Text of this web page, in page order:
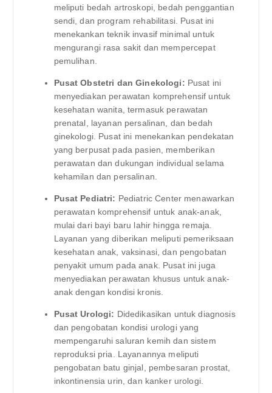
meliputi bedah artroskopi, bedah penggantian
sendi, dan program rehabilitasi. Pusat ini
menekankan teknik invasif minimal untuk
mengurangi rasa sakit dan mempercepat
pemulihan.
Pusat Obstetri dan Ginekologi: Pusat ini
menyediakan perawatan komprehensif untuk
kesehatan wanita, termasuk perawatan
prenatal, layanan persalinan, dan bedah
ginekologi. Pusat ini menekankan pendekatan
yang berpusat pada pasien, memberikan
perawatan dan dukungan individual selama
kehamilan dan persalinan.
Pusat Pediatri: Pediatric Center menawarkan
perawatan komprehensif untuk anak-anak,
mulai dari bayi baru lahir hingga remaja.
Layanan yang diberikan meliputi pemeriksaan
kesehatan anak, vaksinasi, dan pengobatan
penyakit umum pada anak. Pusat ini juga
menyediakan perawatan khusus untuk anak-
anak dengan kondisi kronis.
Pusat Urologi: Didedikasikan untuk diagnosis
dan pengobatan kondisi urologi yang
mempengaruhi saluran kemih dan sistem
reproduksi pria. Layanannya meliputi
pengobatan batu ginjal, pembesaran prostat,
inkontinensia urin, dan kanker urologi.